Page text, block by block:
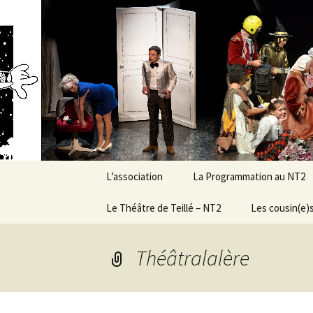
au
contenu
New
Association d’éducation
L’association
Présentation générale &
Le Conseil
d’Administration
Grandes dates de la vie
La Programmation au NT2
Demandez le programme
Conditions de
programmation
Le Théâtre de Teillé – NT2
Caractéristiques
Les
Théâtralalère